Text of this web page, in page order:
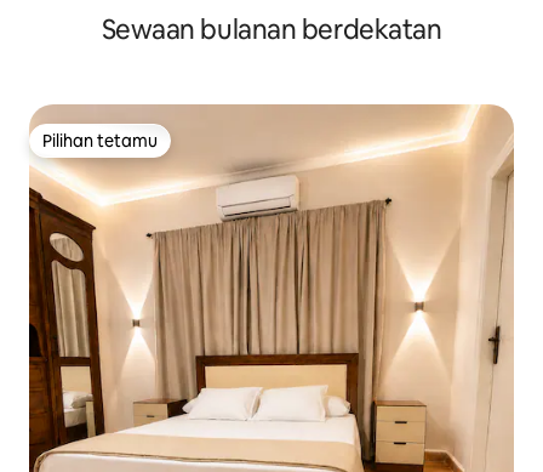
Sewaan bulanan berdekatan
Pilihan tetamu
Pilihan tetamu